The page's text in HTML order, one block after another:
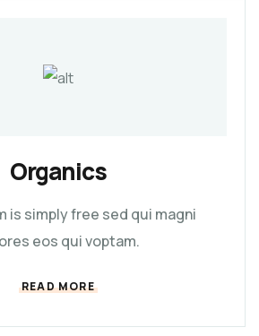
Organics
is simply free sed qui magni
eos qui voptam.
READ MORE